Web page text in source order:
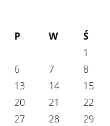
P
W Ś
1
6
7 8
13
14 15
20
21 22
27
28 29